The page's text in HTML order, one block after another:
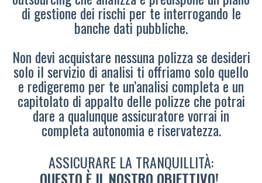
di gestione dei rischi per te interrogando le
banche dati pubbliche.
Non devi acquistare nessuna polizza se desideri
solo il servizio di analisi ti offriamo solo quello
e redigeremo per te un’analisi completa e un
capitolato di appalto delle polizze che potrai
dare a qualunque assicuratore vorrai in
completa autonomia e riservatezza.
ASSICURARE LA TRANQUILLITÀ:
QUESTO È IL NOSTRO OBIETTIVO!